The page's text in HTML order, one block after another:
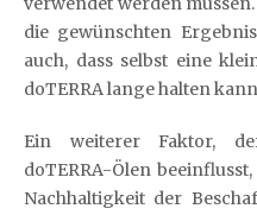
die gewünschten
auch, dass selbst eine
doTERRA lange halten
Ein weiterer Faktor,
doTERRA-Ölen
Nachhaltigkeit der